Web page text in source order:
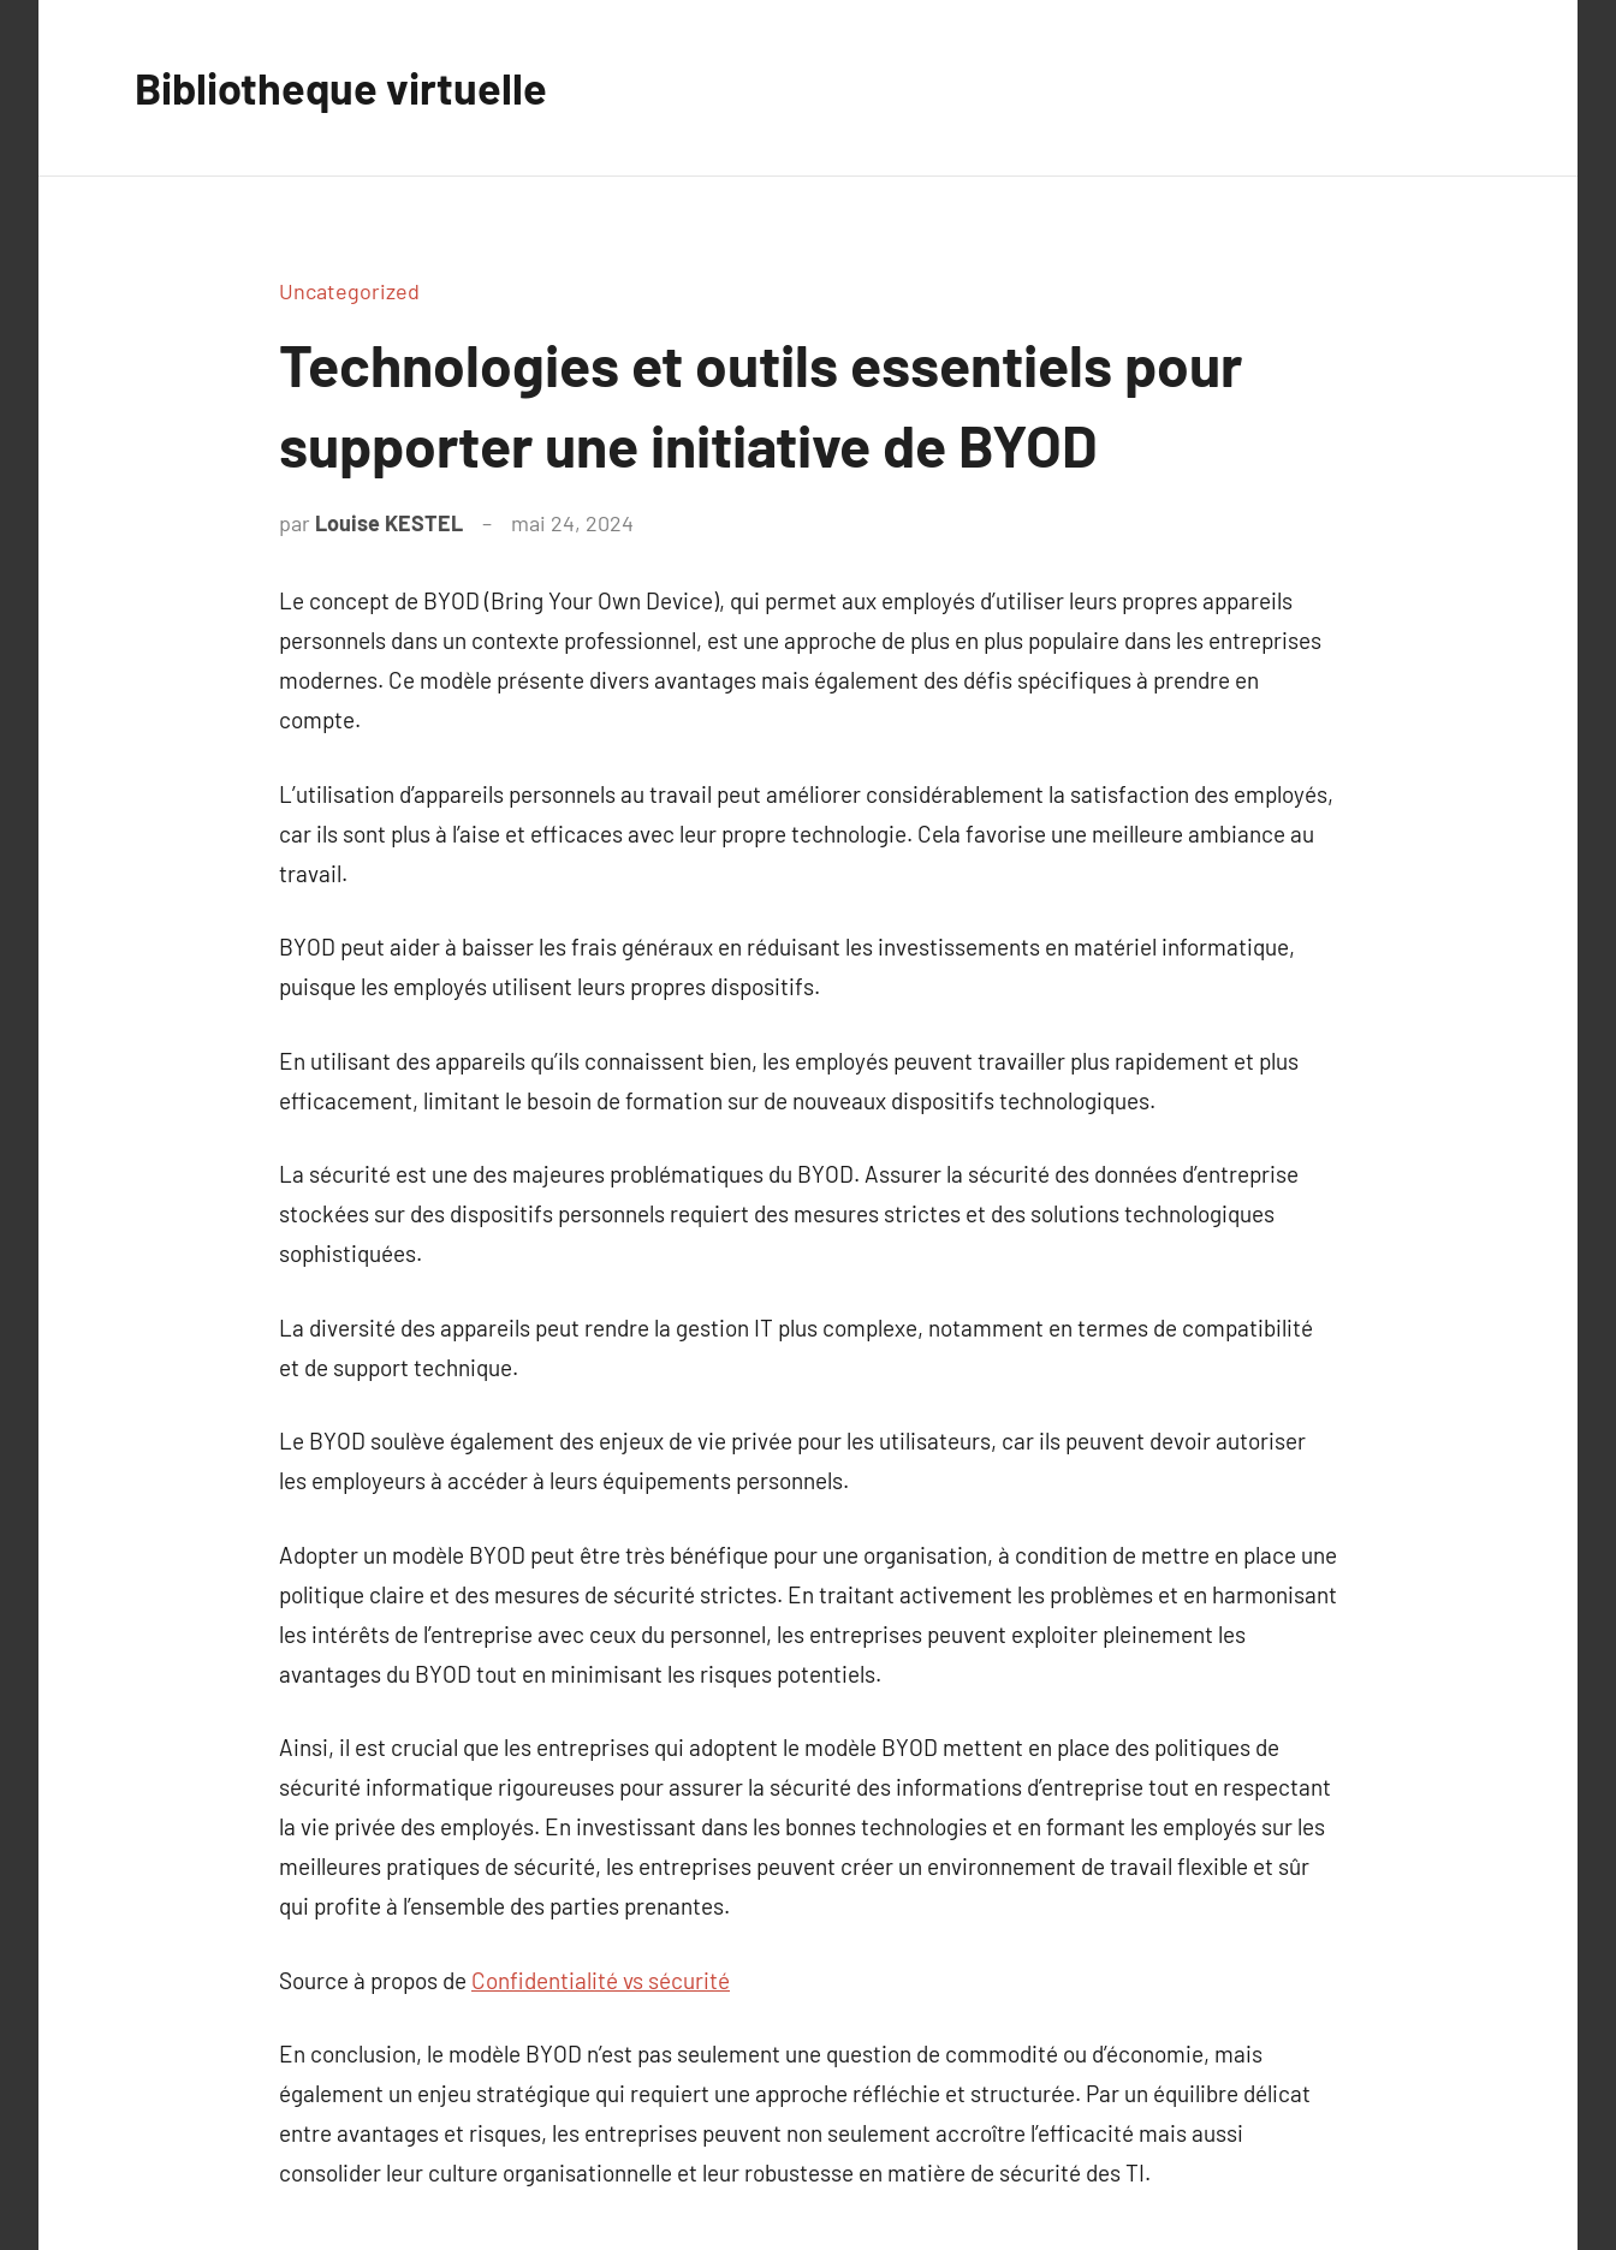
Bibliotheque virtuelle
Uncategorized
Technologies et outils essentiels pour
supporter une initiative de BYOD
par Louise KESTEL mai 24, 2024
Le concept de BYOD (Bring Your Own Device), qui permet aux employés d’utiliser leurs propres appareils
personnels dans un contexte professionnel, est une approche de plus en plus populaire dans les entreprises
modernes. Ce modèle présente divers avantages mais également des défis spécifiques à prendre en
compte.
L’utilisation d’appareils personnels au travail peut améliorer considérablement la satisfaction des employés,
car ils sont plus à l’aise et efficaces avec leur propre technologie. Cela favorise une meilleure ambiance au
travail.
BYOD peut aider à baisser les frais généraux en réduisant les investissements en matériel informatique,
puisque les employés utilisent leurs propres dispositifs.
En utilisant des appareils qu’ils connaissent bien, les employés peuvent travailler plus rapidement et plus
efficacement, limitant le besoin de formation sur de nouveaux dispositifs technologiques.
La sécurité est une des majeures problématiques du BYOD. Assurer la sécurité des données d’entreprise
stockées sur des dispositifs personnels requiert des mesures strictes et des solutions technologiques
sophistiquées.
La diversité des appareils peut rendre la gestion IT plus complexe, notamment en termes de compatibilité
et de support technique.
Le BYOD soulève également des enjeux de vie privée pour les utilisateurs, car ils peuvent devoir autoriser
les employeurs à accéder à leurs équipements personnels.
Adopter un modèle BYOD peut être très bénéfique pour une organisation, à condition de mettre en place une
politique claire et des mesures de sécurité strictes. En traitant activement les problèmes et en harmonisant
les intérêts de l’entreprise avec ceux du personnel, les entreprises peuvent exploiter pleinement les
avantages du BYOD tout en minimisant les risques potentiels.
Ainsi, il est crucial que les entreprises qui adoptent le modèle BYOD mettent en place des politiques de
sécurité informatique rigoureuses pour assurer la sécurité des informations d’entreprise tout en respectant
la vie privée des employés. En investissant dans les bonnes technologies et en formant les employés sur les
meilleures pratiques de sécurité, les entreprises peuvent créer un environnement de travail flexible et sûr
qui profite à l’ensemble des parties prenantes.
Source à propos de Confidentialité vs sécurité
En conclusion, le modèle BYOD n’est pas seulement une question de commodité ou d’économie, mais
également un enjeu stratégique qui requiert une approche réfléchie et structurée. Par un équilibre délicat
entre avantages et risques, les entreprises peuvent non seulement accroître l’efficacité mais aussi
consolider leur culture organisationnelle et leur robustesse en matière de sécurité des TI.